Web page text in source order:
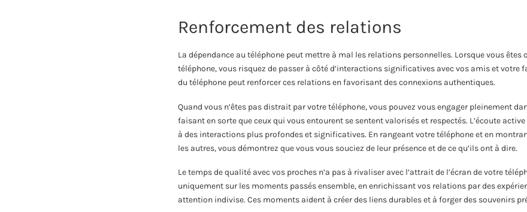
Renforcement des relations
La dépendance au téléphone peut mettre à mal les relations personnelles. Lorsque vous
téléphone, vous risquez de passer à côté d’interactions significatives avec vos amis et votre
du téléphone peut renforcer ces relations en favorisant des connexions authentiques.
Quand vous n’êtes pas distrait par votre téléphone, vous pouvez vous engager pleinement
faisant en sorte que ceux qui vous entourent se sentent valorisés et respectés. L’écoute
à des interactions plus profondes et significatives. En rangeant votre téléphone et en
les autres, vous démontrez que vous vous souciez de leur présence et de ce qu’ils ont à dire.
Le temps de qualité avec vos proches n’a pas à rivaliser avec l’attrait de l’écran de votre
uniquement sur les moments passés ensemble, en enrichissant vos relations par des
attention indivise. Ces moments aident à créer des liens durables et à forger des souvenirs